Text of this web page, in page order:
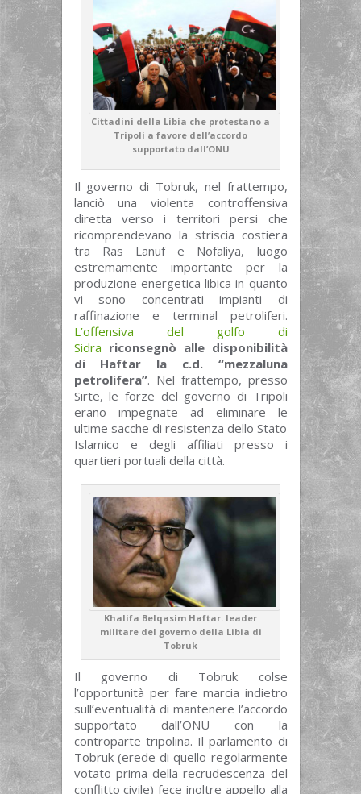
Cittadini della Libia che protestano a
Tripoli a favore dell’accordo
supportato dall’ONU
Il governo di Tobruk, nel frattempo,
lanciò una violenta controffensiva
diretta verso i territori persi che
ricomprendevano la striscia costiera
tra Ras Lanuf e Nofaliya, luogo
estremamente importante per la
produzione energetica libica in quanto
vi sono concentrati impianti di
raffinazione e terminal petroliferi.
L’offensiva del golfo di
Sidra riconsegnò alle disponibilità
di Haftar la c.d. “mezzaluna
petrolifera”. Nel frattempo, presso
Sirte, le forze del governo di Tripoli
erano impegnate ad eliminare le
ultime sacche di resistenza dello Stato
Islamico e degli affiliati presso i
quartieri portuali della città.
Khalifa Belqasim Haftar. leader
militare del governo della Libia di
Tobruk
Il governo di Tobruk colse
l’opportunità per fare marcia indietro
sull’eventualità di mantenere l’accordo
supportato dall’ONU con la
controparte tripolina. Il parlamento di
Tobruk (erede di quello regolarmente
votato prima della recrudescenza del
conflitto civile) fece inoltre appello alla